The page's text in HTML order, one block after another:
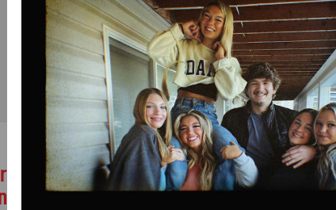
Brenton Thwaites de kneepjes van
of a Gun